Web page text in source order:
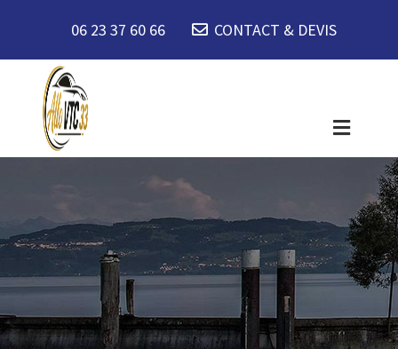
06 23 37 60 66 CONTACT & DEVIS